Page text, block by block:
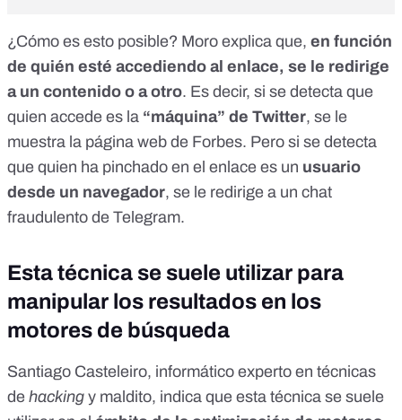
¿Cómo es esto posible? Moro explica que, en función
de quién esté accediendo al enlace, se le redirige
a un contenido o a otro. Es decir, si se detecta que
quien accede es la “máquina” de Twitter, se le
muestra la página web de Forbes. Pero si se detecta
que quien ha pinchado en el enlace es un usuario
desde un navegador, se le redirige a un chat
fraudulento de Telegram.
Esta técnica se suele utilizar para
manipular los resultados en los
motores de búsqueda
Santiago Casteleiro, informático experto en técnicas
de hacking y maldito, indica que esta técnica se suele